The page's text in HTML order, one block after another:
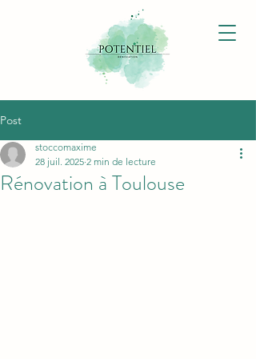
Post
Rénovation à Toulouse
stoccomaxime
28 juil. 2025 2 min de lecture